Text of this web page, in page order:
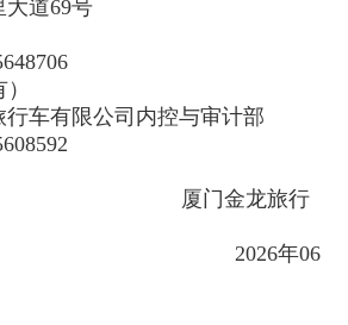
道69号
车有限公司内控与审计部
龙旅行
年06